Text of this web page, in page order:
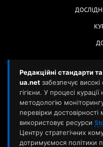
Редакційні стандарти
ua.net забезпечує
гігієни. У процесі
методологію
перевірки достовірності
використовує ресурси
Центру стратегічних
дотримуємося політики